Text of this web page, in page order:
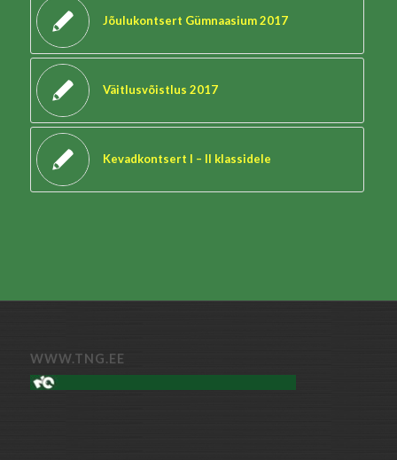
Jõulukontsert Gümnaasium 2017
Väitlusvõistlus 2017
Kevadkontsert I – II klassidele
WWW.TNG.EE